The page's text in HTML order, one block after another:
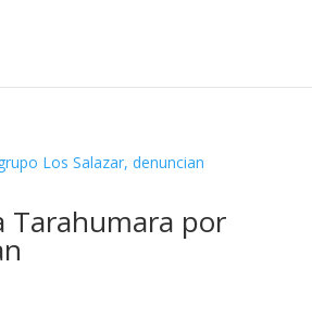
Tarahumara por